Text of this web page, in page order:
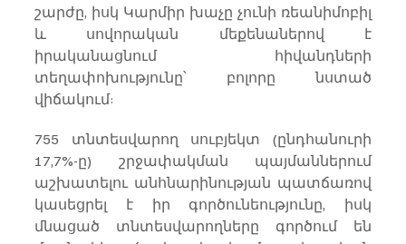
շարժը, իսկ Կարմիր խաչը չունի ռեանիմոբիլ
և սովորական մեքենաներով է
իրականացնում հիվանդների
տեղափոխությունը՝ բոլորը նստած
վիճակում:
755 տնտեսվարող սուբյեկտ (ընդհանուրի
17,7%-ը) շրջափակման պայմաններում
աշխատելու անհնարինության պատճառով
կասեցրել է իր գործունեությունը, իսկ
մնացած տնտեսվարողները գործում են